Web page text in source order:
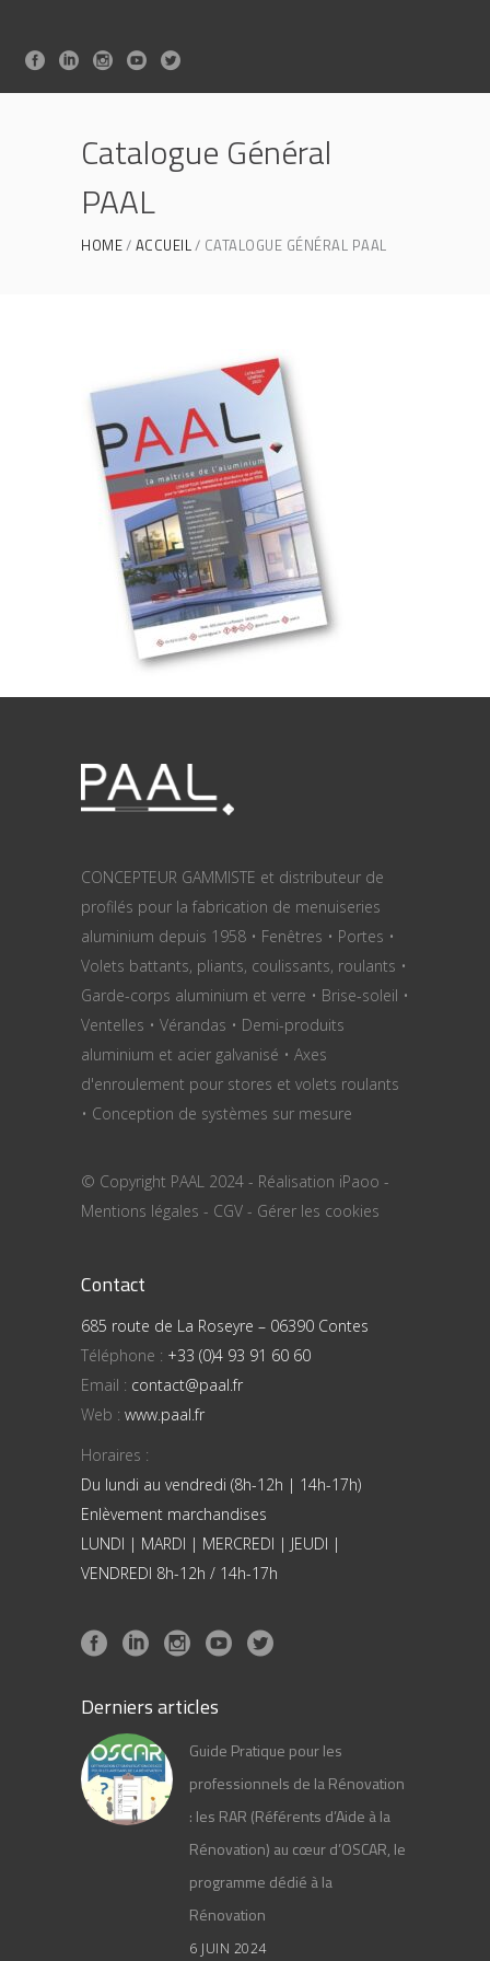
Catalogue Général
PAAL
HOME ACCUEIL CATALOGUE GÉNÉRAL PAAL
CONCEPTEUR GAMMISTE et distributeur de
profilés pour la fabrication de menuiseries
aluminium depuis 1958 • Fenêtres • Portes •
Volets battants, pliants, coulissants, roulants •
Garde-corps aluminium et verre • Brise-soleil •
Ventelles • Vérandas • Demi-produits
aluminium et acier galvanisé • Axes
d'enroulement pour stores et volets roulants
• Conception de systèmes sur mesure
© Copyright PAAL 2024 - Réalisation iPaoo -
Mentions légales - CGV - Gérer les cookies
Contact
685 route de La Roseyre – 06390 Contes
Téléphone : +33 (0)4 93 91 60 60
Email : contact@paal.fr
Web : www.paal.fr
Horaires :
Du lundi au vendredi (8h-12h | 14h-17h)
Enlèvement marchandises
LUNDI | MARDI | MERCREDI | JEUDI |
VENDREDI 8h-12h / 14h-17h
Derniers articles
Guide Pratique pour les
professionnels de la Rénovation
: les RAR (Référents d’Aide à la
Rénovation) au cœur d’OSCAR, le
programme dédié à la
Rénovation
6 JUIN 2024